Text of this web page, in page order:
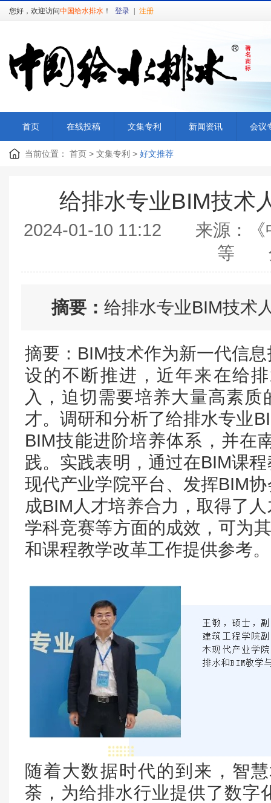
您好，欢迎访问中国给水排水 ！ 登录 注册
首页 在线投稿 文集专利 新闻资讯 会议
当前位置： 首页 > 文集专利 > 好文推荐
给排水专业BIM技术
2024-01-10 11:12 来源：
等
摘要： 给排水专业BIM技术
摘要：BIM技术作为新一代信
设的不断推进，近年来在给
入，迫切需要培养大量高素
才。调研和分析了给排水专业
BIM技能进阶培养体系，并在
践。实践表明，通过在BIM课
现代产业学院平台、发挥BIM
成BIM人才培养合力，取得了
学科竞赛等方面的成效，可为
和课程教学改革工作提供参考。
随着大数据时代的到来，智
荼，为给排水行业提供了数字